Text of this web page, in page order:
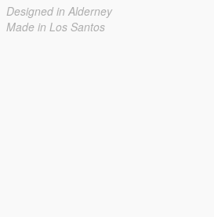
Designed in Alderney
Made in Los Santos